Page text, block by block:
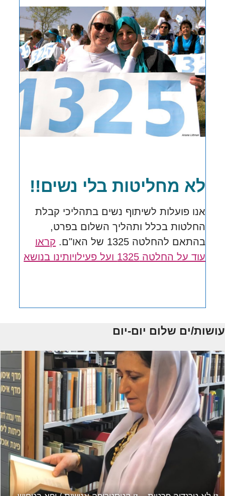
לא מחליטות בלי נשים!!
אנו פועלות לשיתוף נשים בתהליכי קבלת
החלטות בכלל ותהליך השלום בפרט,
בהתאם להחלטה 1325 של האו"ם.
קראו
עוד על החלטה 1325 ועל פעילויותינו בנושא
עושות/ים שלום יום-יום